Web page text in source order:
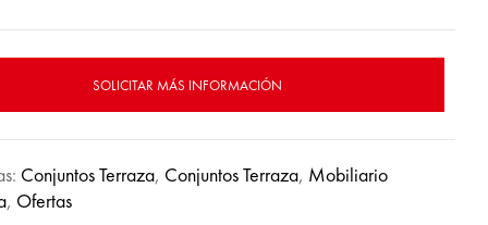
SOLICITAR MÁS INFORMACIÓN
Conjuntos Terraza, Conjuntos Terraza, Mobiliario
, Ofertas